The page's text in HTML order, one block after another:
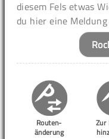
diesem Fels etwas
du hier eine
Routen-
änderung